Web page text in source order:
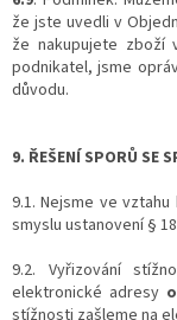
že jste uvedli v
že nakupujete zboží
podnikatel, jsme
důvodu.
9. ŘEŠENÍ SPORŮ SE
9.1. Nejsme ve
smyslu ustanovení §
9.2. Vyřizování
elektronické adresy
stížnosti zašleme na